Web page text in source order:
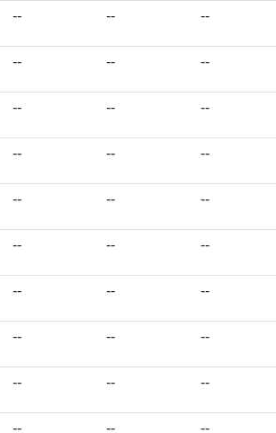
-- -- --
-- -- --
-- -- --
-- -- --
-- -- --
-- -- --
-- -- --
-- -- --
-- -- --
-- -- --